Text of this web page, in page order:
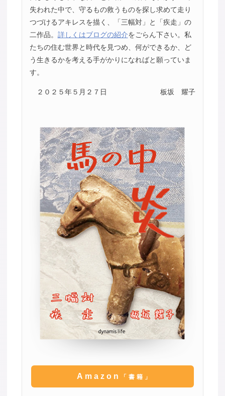
失われた中で、守るもの救うものを探し求めて走り
つづけるアキレスを描く、「三幅対」と「疾走」の
二作品。 詳しくはブログの紹介をごらん下さい。私
たちの住む世界と時代を見つめ、何ができるか、ど
う生きるかを考える手がかりになればと願っていま
す。
２０２５年５月２７日 板坂 耀子
Amazon 「書籍」